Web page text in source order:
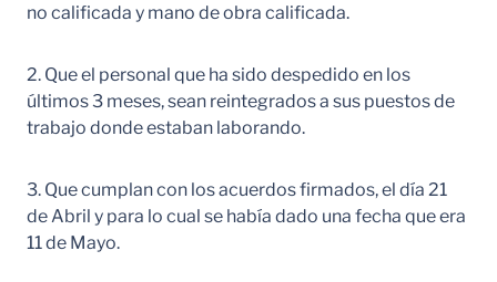
no calificada y mano de obra calificada.
2. Que el personal que ha sido despedido en los
últimos 3 meses, sean reintegrados a sus puestos de
trabajo donde estaban laborando.
3. Que cumplan con los acuerdos firmados, el día 21
de Abril y para lo cual se había dado una fecha que era
11 de Mayo.